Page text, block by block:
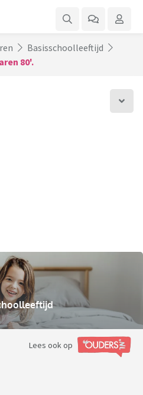
Basisschoolleeftijd
80'.
Lees ook op